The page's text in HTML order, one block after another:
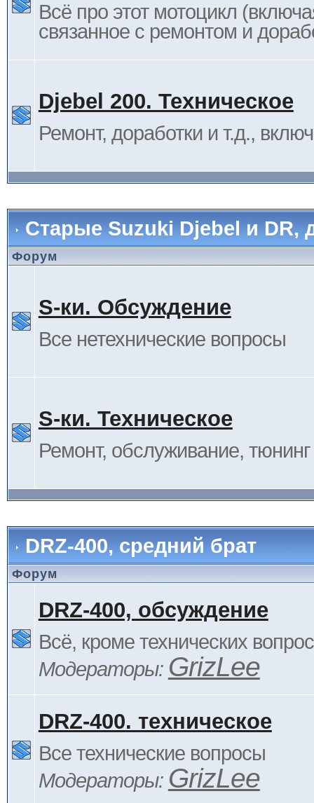
Всё про этот мотоцикл
связанное с ремонтом и
Djebel 200. Техническое
Ремонт, доработки и т.д.,
Старые Suzuki Djebel и DR,
Форум
S-ки. Обсуждение
Все нетехнические вопросы
S-ки. Техническое
Ремонт, обслуживание, тюнинг
DRZ-400, средний брат
Форум
DRZ-400, обсуждение
Всё, кроме технических
Модераторы: GrizLee
DRZ-400. техническое
Все технические вопросы
Модераторы: GrizLee